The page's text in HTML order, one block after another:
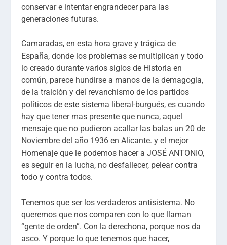
conservar e intentar engrandecer para las
generaciones futuras.
Camaradas, en esta hora grave y trágica de
España, donde los problemas se multiplican y todo
lo creado durante varios siglos de Historia en
común, parece hundirse a manos de la demagogia,
de la traición y del revanchismo de los partidos
políticos de este sistema liberal-burgués, es cuando
hay que tener mas presente que nunca, aquel
mensaje que no pudieron acallar las balas un 20 de
Noviembre del año 1936 en Alicante. y el mejor
Homenaje que le podemos hacer a JOSÉ ANTONIO,
es seguir en la lucha, no desfallecer, pelear contra
todo y contra todos.
Tenemos que ser los verdaderos antisistema. No
queremos que nos comparen con lo que llaman
“gente de orden”. Con la derechona, porque nos da
asco. Y porque lo que tenemos que hacer,